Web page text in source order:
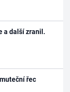
a další zranil.
řec